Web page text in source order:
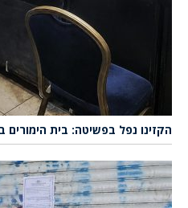
הקזינו נפל בפשיטה: בית